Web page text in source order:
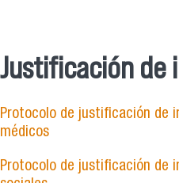
Justificación de
Protocolo de justificación de
médicos
Protocolo de justificación de